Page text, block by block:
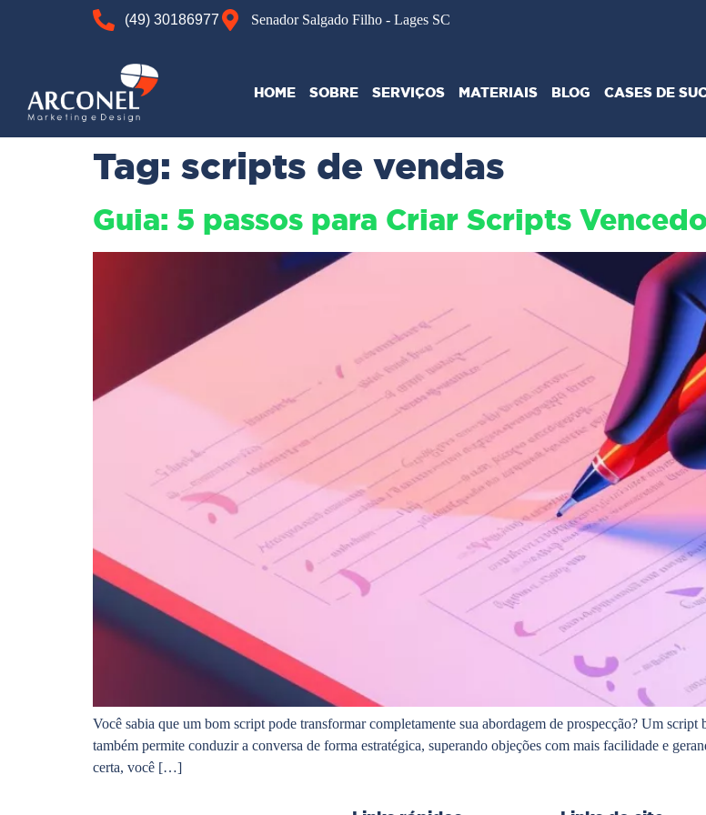
(49) 30186977 Senador Salgado Filho - Lages SC
HOME SOBRE SERVIÇOS MATERIAIS BLOG CASES DE
Tag: scripts de vendas
Guia: 5 passos para Criar Scripts
Você sabia que um bom script pode transformar completamente sua abordagem de prospecção? Um
também permite conduzir a conversa de forma estratégica, superando objeções com mais facilidade e
certa, você […]